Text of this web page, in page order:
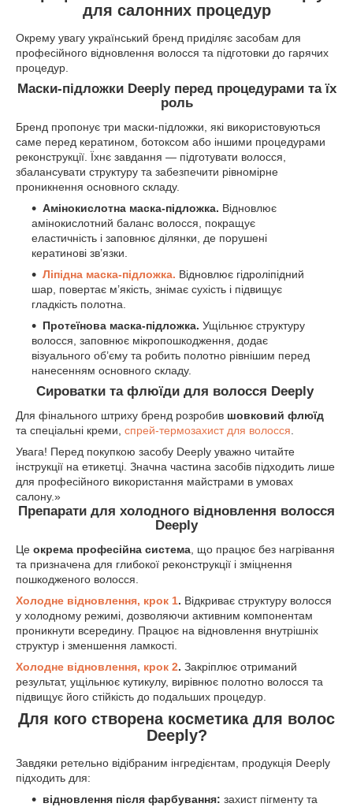
для салонних процедур
Окрему увагу український бренд приділяє засобам для
професійного відновлення волосся та підготовки до гарячих
процедур.
Маски-підложки Deeply перед процедурами та їх
роль
Бренд пропонує три маски-підложки, які використовуються
саме перед кератином, ботоксом або іншими процедурами
реконструкції. Їхнє завдання — підготувати волосся,
збалансувати структуру та забезпечити рівномірне
проникнення основного складу.
Амінокислотна маска-підложка. Відновлює
амінокислотний баланс волосся, покращує
еластичність і заповнює ділянки, де порушені
кератинові зв’язки.
Ліпідна маска-підложка. Відновлює гідроліпідний
шар, повертає м’якість, знімає сухість і підвищує
гладкість полотна.
Протеїнова маска-підложка. Ущільнює структуру
волосся, заповнює мікропошкодження, додає
візуального об’єму та робить полотно рівнішим перед
нанесенням основного складу.
Сироватки та флюїди для волосся Deeply
Для фінального штриху бренд розробив шовковий флюїд
та спеціальні креми, спрей-термозахист для волосся
Увага! Перед покупкою засобу Deeply уважно читайте
інструкції на етикетці. Значна частина засобів підходить лише
для професійного використання майстрами в умовах
салону.»
Препарати для холодного відновлення волосся
Deeply
Це окрема професійна система , що працює без нагрівання
та призначена для глибокої реконструкції і зміцнення
пошкодженого волосся.
Холодне відновлення, крок 1. Відкриває структуру волосся
у холодному режимі, дозволяючи активним компонентам
проникнути всередину. Працює на відновлення внутрішніх
структур і зменшення ламкості.
Холодне відновлення, крок 2. Закріплює отриманий
результат, ущільнює кутикулу, вирівнює полотно волосся та
підвищує його стійкість до подальших процедур.
Для кого створена косметика для волос
Deeply?
Завдяки ретельно відібраним інгредієнтам, продукція Deeply
підходить для:
відновлення після фарбування: захист пігменту та